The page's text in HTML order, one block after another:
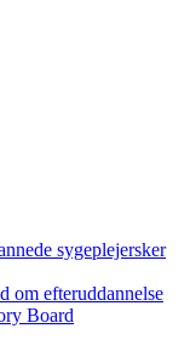
sygeplejersker
om efteruddannelse
Board